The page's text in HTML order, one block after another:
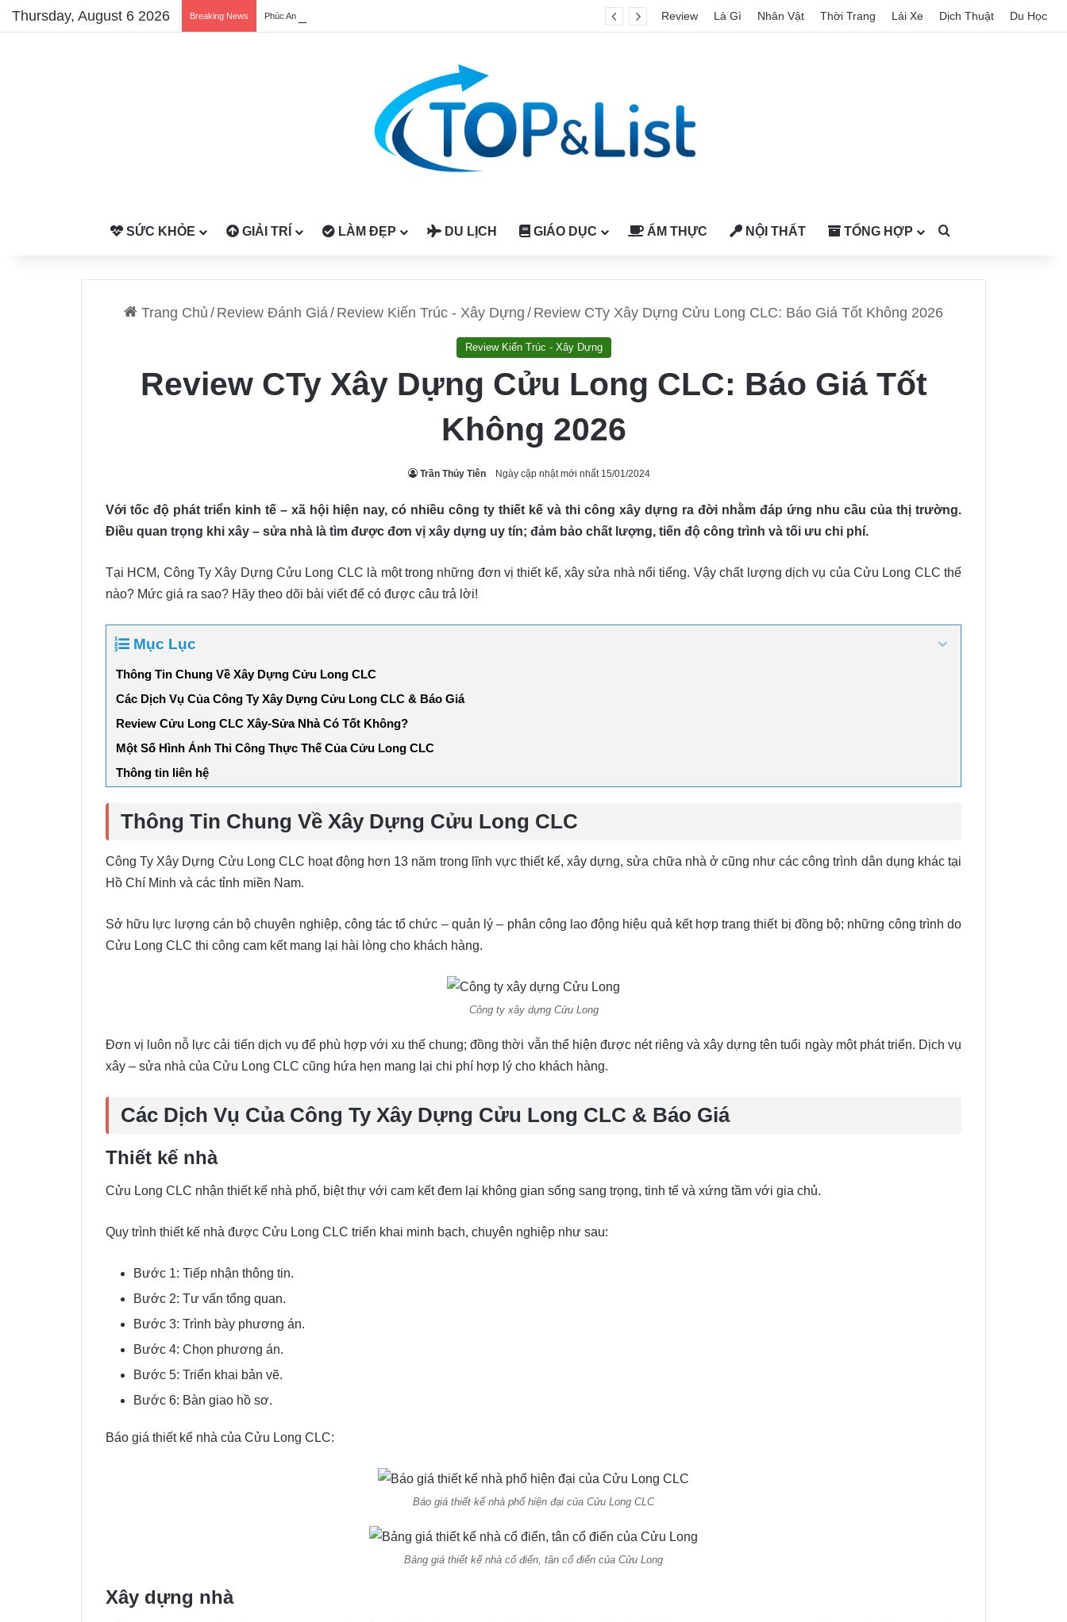
Thursday, August 6 2026 Breaking News Phúc An Duyên: Phòng khám Đông y và phục hồi cơ xương khớp Review Là Gì Nhân Vật Thời Trang Lái Xe Dịch Thuật Du Học
SỨC KHỎE GIẢI TRÍ LÀM ĐẸP DU LỊCH GIÁO DỤC ẨM THỰC NỘI THẤT TỔNG HỢP
Trang Chủ / Review Đánh Giá / Review Kiến Trúc - Xây Dựng / Review CTy Xây Dựng Cửu Long CLC: Báo Giá Tốt Không 2026
Review Kiến Trúc - Xây Dựng
Review CTy Xây Dựng Cửu Long CLC: Báo Giá Tốt
Không 2026
Trần Thủy Tiên Ngày cập nhật mới nhất 15/01/2024
Với tốc độ phát triển kinh tế – xã hội hiện nay, có nhiều công ty thiết kế và thi công xây dựng ra đời nhằm đáp ứng nhu cầu của thị trường.
Điều quan trọng khi xây – sửa nhà là tìm được đơn vị xây dựng uy tín; đảm bảo chất lượng, tiến độ công trình và tối ưu chi phí.
Tại HCM, Công Ty Xây Dựng Cửu Long CLC là một trong những đơn vị thiết kế, xây sửa nhà nổi tiếng. Vậy chất lượng dịch vụ của Cửu Long CLC thế
nào? Mức giá ra sao? Hãy theo dõi bài viết để có được câu trả lời!
Mục Lục
Thông Tin Chung Về Xây Dựng Cửu Long CLC
Các Dịch Vụ Của Công Ty Xây Dựng Cửu Long CLC & Báo Giá
Review Cửu Long CLC Xây-Sửa Nhà Có Tốt Không?
Một Số Hình Ảnh Thi Công Thực Thế Của Cửu Long CLC
Thông tin liên hệ
Thông Tin Chung Về Xây Dựng Cửu Long CLC
Công Ty Xây Dựng Cửu Long CLC hoạt động hơn 13 năm trong lĩnh vực thiết kế, xây dựng, sửa chữa nhà ở cũng như các công trình dân dụng khác tại
Hồ Chí Minh và các tỉnh miền Nam.
Sở hữu lực lượng cán bộ chuyên nghiệp, công tác tổ chức – quản lý – phân công lao động hiệu quả kết hợp trang thiết bị đồng bộ; những công trình do
Cửu Long CLC thi công cam kết mang lại hài lòng cho khách hàng.
Công ty xây dựng Cửu Long
Đơn vị luôn nỗ lực cải tiến dịch vụ để phù hợp với xu thế chung; đồng thời vẫn thể hiện được nét riêng và xây dựng tên tuổi ngày một phát triển. Dịch vụ
xây – sửa nhà của Cửu Long CLC cũng hứa hẹn mang lại chi phí hợp lý cho khách hàng.
Các Dịch Vụ Của Công Ty Xây Dựng Cửu Long CLC & Báo Giá
Thiết kế nhà
Cửu Long CLC nhận thiết kế nhà phố, biệt thự với cam kết đem lại không gian sống sang trọng, tinh tế và xứng tầm với gia chủ.
Quy trình thiết kế nhà được Cửu Long CLC triển khai minh bạch, chuyên nghiệp như sau:
Bước 1: Tiếp nhận thông tin.
Bước 2: Tư vấn tổng quan.
Bước 3: Trình bày phương án.
Bước 4: Chọn phương án.
Bước 5: Triển khai bản vẽ.
Bước 6: Bàn giao hồ sơ.
Báo giá thiết kế nhà của Cửu Long CLC:
Báo giá thiết kế nhà phố hiện đại của Cửu Long CLC
Bảng giá thiết kế nhà cổ điển, tân cổ điển của Cửu Long
Xây dựng nhà